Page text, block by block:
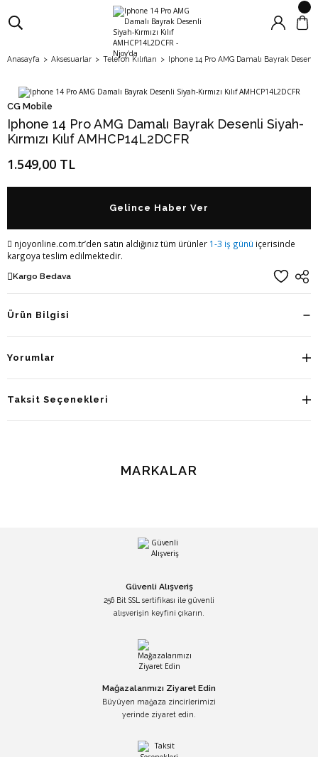
Anasayfa Aksesuarlar Telefon Kılıfları Iphone 14 Pro AMG Damalı Bayrak Desenli
CG Mobile
Iphone 14 Pro AMG Damalı Bayrak Desenli Siyah-
Kırmızı Kılıf AMHCP14L2DCFR
1.549,00 TL
Gelince Haber Ver
njoyonline.com.tr’den satın aldığınız tüm ürünler 1-3 iş günü içerisinde
kargoya teslim edilmektedir.
Kargo Bedava
Ürün Bilgisi
Yorumlar
Taksit Seçenekleri
MARKALAR
Güvenli Alışveriş
256 Bit SSL sertifikası ile güvenli
alışverişin keyfini çıkarın.
Mağazalarımızı Ziyaret Edin
Büyüyen mağaza zincirlerimizi
yerinde ziyaret edin.